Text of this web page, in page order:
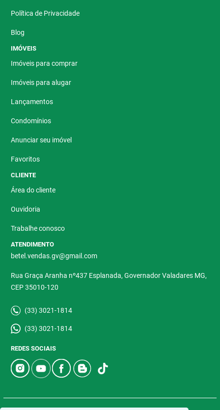
Política de Privacidade
Blog
IMÓVEIS
Imóveis para comprar
Imóveis para alugar
Lançamentos
Condomínios
Anunciar seu imóvel
Favoritos
CLIENTE
Área do cliente
Ouvidoria
Trabalhe conosco
ATENDIMENTO
betel.vendas.gv@gmail.com
Rua Graça Aranha nº437 Esplanada, Governador Valadares MG,
CEP 35010-120
(33) 3021-1814
(33) 3021-1814
REDES SOCIAIS